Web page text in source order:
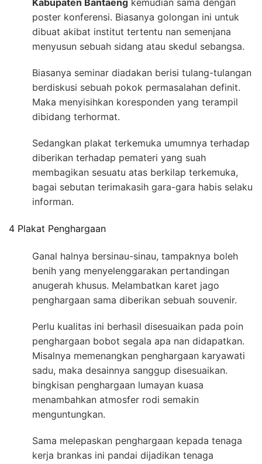
Kabupaten Bantaeng kemudian sama dengan
poster konferensi. Biasanya golongan ini untuk
dibuat akibat institut tertentu nan semenjana
menyusun sebuah sidang atau skedul sebangsa.
Biasanya seminar diadakan berisi tulang-tulangan
berdiskusi sebuah pokok permasalahan definit.
Maka menyisihkan koresponden yang terampil
dibidang terhormat.
Sedangkan plakat terkemuka umumnya terhadap
diberikan terhadap pemateri yang suah
membagikan sesuatu atas berkilap terkemuka,
bagai sebutan terimakasih gara-gara habis selaku
informan.
4 Plakat Penghargaan
Ganal halnya bersinau-sinau, tampaknya boleh
benih yang menyelenggarakan pertandingan
anugerah khusus. Melambatkan karet jago
penghargaan sama diberikan sebuah souvenir.
Perlu kualitas ini berhasil disesuaikan pada poin
penghargaan bobot segala apa nan didapatkan.
Misalnya memenangkan penghargaan karyawati
sadu, maka desainnya sanggup disesuaikan.
bingkisan penghargaan lumayan kuasa
menambahkan atmosfer rodi semakin
menguntungkan.
Sama melepaskan penghargaan kepada tenaga
kerja brankas ini pandai dijadikan tenaga